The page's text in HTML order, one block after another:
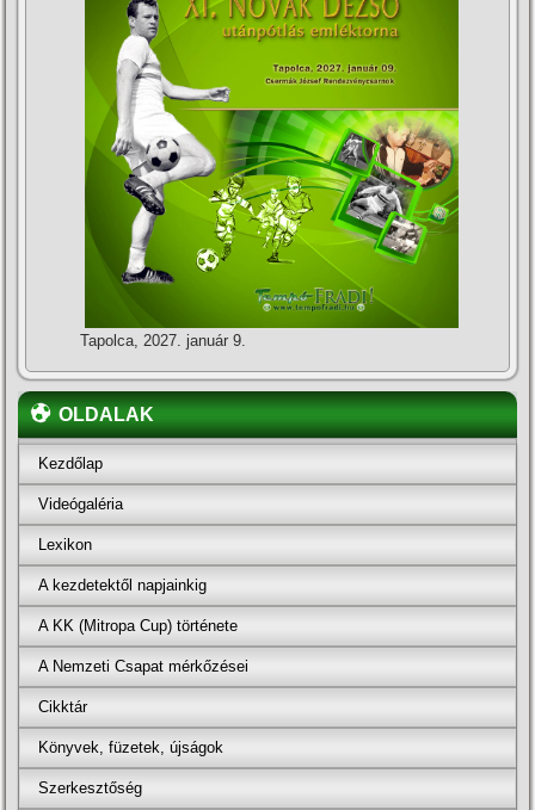
Tapolca, 2027. január 9.
OLDALAK
Kezdőlap
Videógaléria
Lexikon
A kezdetektől napjainkig
A KK (Mitropa Cup) története
A Nemzeti Csapat mérkőzései
Cikktár
Könyvek, füzetek, újságok
Szerkesztőség